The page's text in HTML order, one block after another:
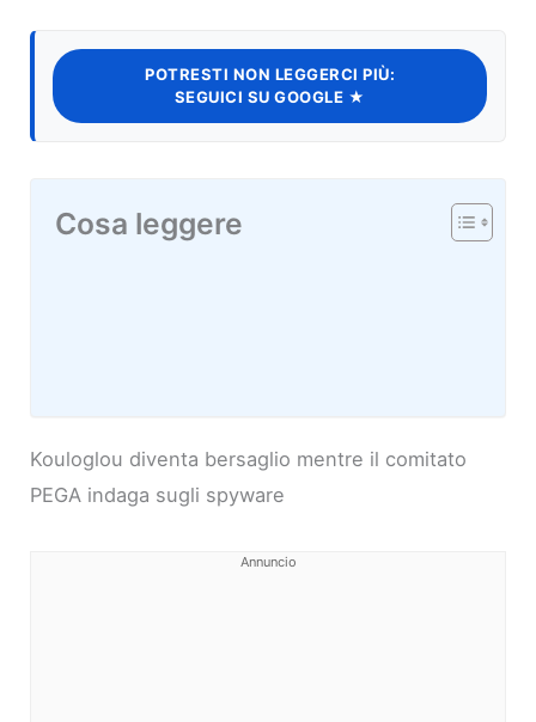
POTRESTI NON LEGGERCI PIÙ:
SEGUICI SU GOOGLE ★
Cosa leggere
Kouloglou diventa bersaglio mentre il comitato
PEGA indaga sugli spyware
Annuncio